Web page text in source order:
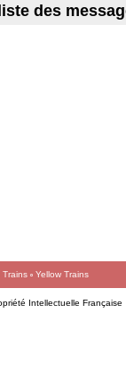
des
Trains
Yellow Trains
Intellectuelle Française